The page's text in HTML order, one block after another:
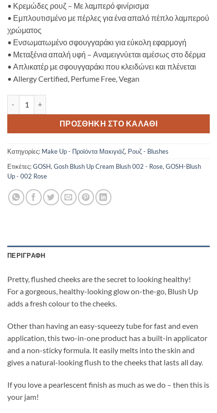
• Κρεμώδες ρουζ – Με λαμπερό φινίρισμα
• Εμπλουτισμένο με πέρλες για ένα απαλό πέπλο λαμπερού
χρώματος
• Ενσωματωμένο σφουγγαράκι για εύκολη εφαρμογή
• Μεταξένια απαλή υφή – Αναμειγνύεται αμέσως στο δέρμα
• Απλικατέρ με σφουγγαράκι που κλειδώνει και πλένεται
• Allergy Certified, Perfume Free, Vegan
ΠΡΟΣΘΉΚΗ ΣΤΟ ΚΑΛΆΘΙ
Κατηγορίες: Make Up - Προϊόντα Μακιγιάζ, Ρουζ - Blushes
Ετικέτες:GOSH, Gosh Blush Up Cream Blush 002 - Rose, GOSH-Blush
Up - 002 Rose
ΠΕΡΙΓΡΑΦΉ
Pretty, flushed cheeks are the secret to looking healthy!
For a gorgeous, healthy-looking glow on-the-go, Blush Up
adds a fresh colour to the cheeks.
Other than having an easy-squeezy tube for fast and even
application, this two-in-one product has a built-in applicator
and a non-sticky formula. It easily melts into the skin and
gives a natural-looking flush to the cheeks that lasts all day.
If you love a pearlescent finish as much as we do – then this is
your jam!